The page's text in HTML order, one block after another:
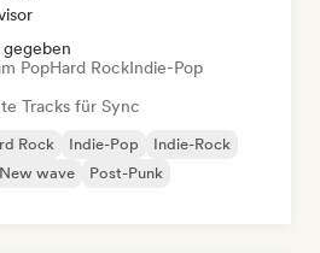
PopHard RockIndie-Pop
Tracks für Sync
Rock Indie-Pop
Indie-Rock
New wave
Post-Punk